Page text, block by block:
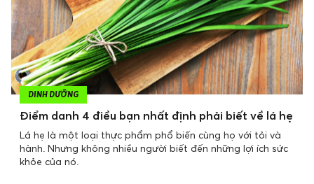
DINH DƯỠNG
Điểm danh 4 điều bạn nhất định phải biết về lá hẹ
Lá hẹ là một loại thực phẩm phổ biến cùng họ với tỏi và
hành. Nhưng không nhiều người biết đến những lợi ích sức
khỏe của nó.